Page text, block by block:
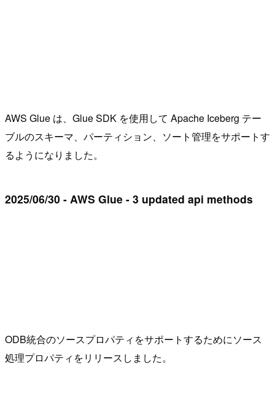
AWS Glue は、Glue SDK を使用して Apache Iceberg テー
ブルのスキーマ、パーティション、ソート管理をサポートす
るようになりました。
2025/06/30 - AWS Glue - 3 updated api methods
ODB統合のソースプロパティをサポートするためにソース
処理プロパティをリリースしました。